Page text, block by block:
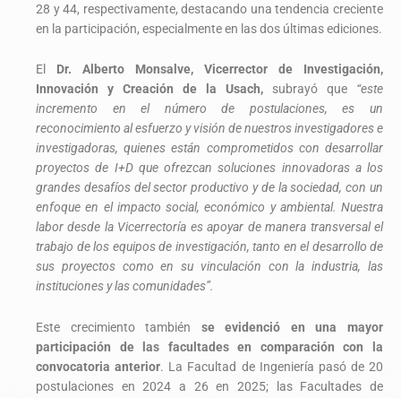
28 y 44, respectivamente, destacando una tendencia creciente
en la participación, especialmente en las dos últimas ediciones.
El Dr. Alberto Monsalve, Vicerrector de Investigación,
Innovación y Creación de la Usach, subrayó que “este
incremento en el número de postulaciones, es un
reconocimiento al esfuerzo y visión de nuestros investigadores e
investigadoras, quienes están comprometidos con desarrollar
proyectos de I+D que ofrezcan soluciones innovadoras a los
grandes desafíos del sector productivo y de la sociedad, con un
enfoque en el impacto social, económico y ambiental. Nuestra
labor desde la Vicerrectoría es apoyar de manera transversal el
trabajo de los equipos de investigación, tanto en el desarrollo de
sus proyectos como en su vinculación con la industria, las
instituciones y las comunidades”.
Este crecimiento también se evidenció en una
mayor
participación de las facultades en comparación con la
convocatoria anterior. La Facultad de Ingeniería pasó de 20
postulaciones en 2024 a 26 en 2025; las Facultades de